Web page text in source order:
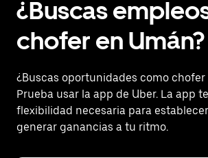
¿Buscas
chofer en Umán?
¿Buscas oportunidades como chofer
Prueba usar la app de Uber. La app
flexibilidad necesaria para
generar ganancias a tu ritmo.